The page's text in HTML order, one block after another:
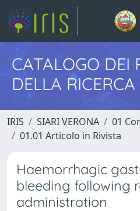
CATALOGO DEI
DELLA RICERCA
IRIS SIARI VERONA
01
01.01 Articolo in Rivista
Haemorrhagic
bleeding following
administration